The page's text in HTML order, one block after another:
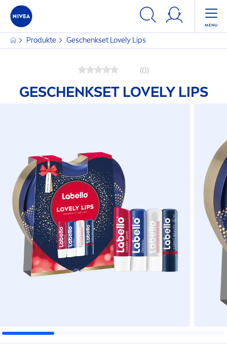
Produkte Geschenkset Lovely Lips
(0)
GESCHENKSET LOVELY LIPS